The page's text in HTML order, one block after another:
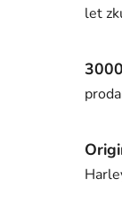
let